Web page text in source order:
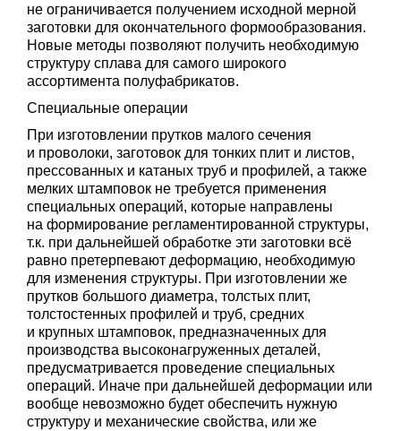
не ограничивается получением исходной мерной
заготовки для окончательного формообразования.
Новые методы позволяют получить необходимую
структуру сплава для самого широкого
ассортимента полуфабрикатов.
Специальные операции
При изготовлении прутков малого сечения
и проволоки, заготовок для тонких плит и листов,
прессованных и катаных труб и профилей, а также
мелких штамповок не требуется применения
специальных операций, которые направлены
на формирование регламентированной структуры,
т.к. при дальнейшей обработке эти заготовки всё
равно претерпевают деформацию, необходимую
для изменения структуры. При изготовлении же
прутков большого диаметра, толстых плит,
толстостенных профилей и труб, средних
и крупных штамповок, предназначенных для
производства высоконагруженных деталей,
предусматривается проведение специальных
операций. Иначе при дальнейшей деформации или
вообще невозможно будет обеспечить нужную
структуру и механические свойства, или же